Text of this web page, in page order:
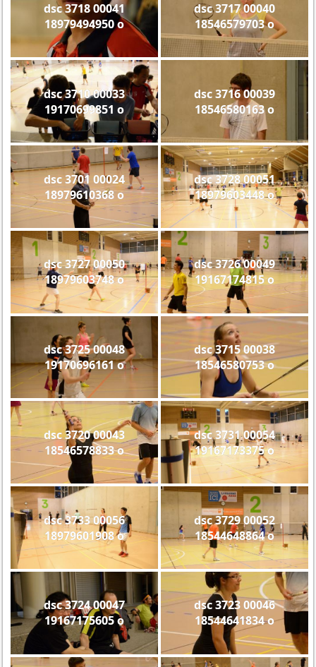
dsc 3718 00041
18979494950 o
dsc 3717 00040
18546579703 o
dsc 3710 00033
19170699851 o
dsc 3716 00039
18546580163 o
dsc 3701 00024
18979610368 o
dsc 3728 00051
18979603448 o
dsc 3727 00050
18979603748 o
dsc 3726 00049
19167174815 o
dsc 3725 00048
19170696161 o
dsc 3715 00038
18546580753 o
dsc 3720 00043
18546578833 o
dsc 3731 00054
19167173375 o
dsc 3733 00056
18979601908 o
dsc 3729 00052
18544648864 o
dsc 3724 00047
19167175605 o
dsc 3723 00046
18544641834 o